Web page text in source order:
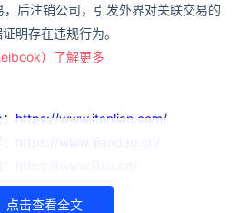
后注销公司，引发外界对关联交易的
明存在违规行为。
）了解更多
：https://www.itanlian.com/
代表 文娱排行榜 立场
点击查看全文